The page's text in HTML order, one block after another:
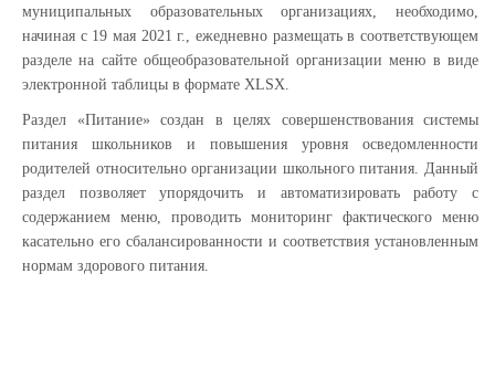
муниципальных образовательных организациях, необходимо,
начиная с 19 мая 2021 г., ежедневно размещать в соответствующем
разделе на сайте общеобразовательной организации меню в виде
электронной таблицы в формате XLSX.
Раздел «Питание» создан в целях совершенствования системы
питания школьников и повышения уровня осведомленности
родителей относительно организации школьного питания. Данный
раздел позволяет упорядочить и автоматизировать работу с
содержанием меню, проводить мониторинг фактического меню
касательно его сбалансированности и соответствия установленным
нормам здорового питания.